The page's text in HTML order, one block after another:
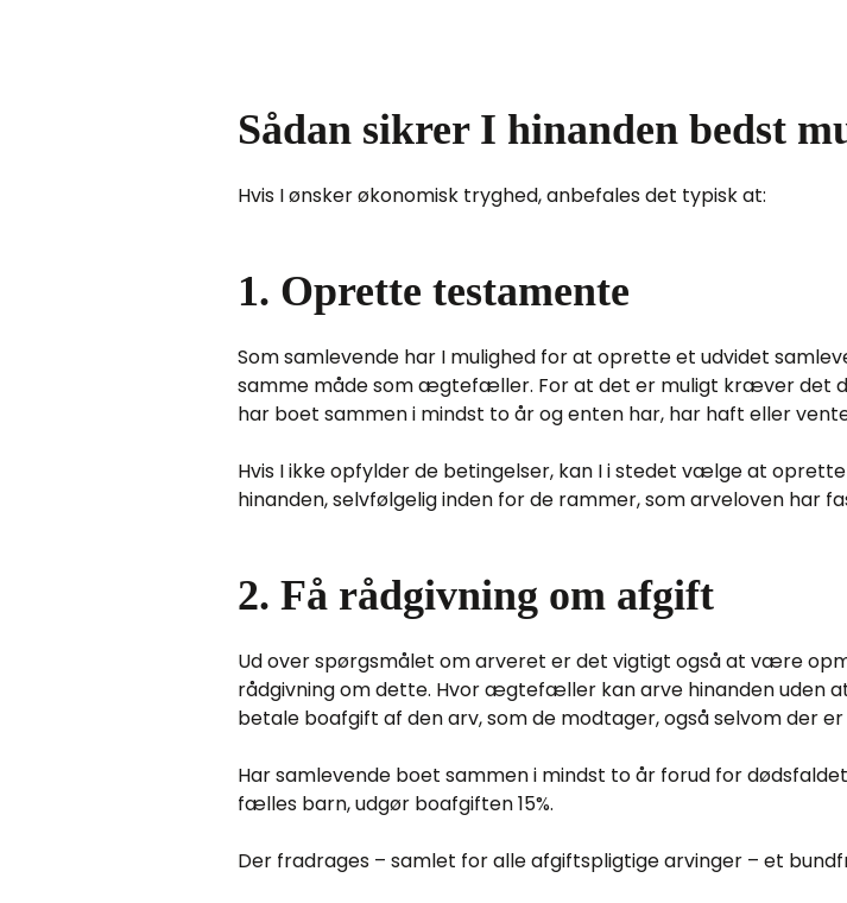
Sådan sikrer I hinanden bedst
Hvis I ønsker økonomisk tryghed, anbefales det typisk at:
1. Oprette testamente
Som samlevende har I mulighed for at oprette et udvidet
samme måde som ægtefæller. For at det er muligt kræver det
har boet sammen i mindst to år og enten har, har haft eller
Hvis I ikke opfylder de betingelser, kan I i stedet vælge at
hinanden, selvfølgelig inden for de rammer, som arveloven har
2. Få rådgivning om afgift
Ud over spørgsmålet om arveret er det vigtigt også at være
rådgivning om dette. Hvor ægtefæller kan arve hinanden uden
betale boafgift af den arv, som de modtager, også selvom der
Har samlevende boet sammen i mindst to år forud for
fælles barn, udgør boafgiften 15%.
Der fradrages – samlet for alle afgiftspligtige arvinger – et